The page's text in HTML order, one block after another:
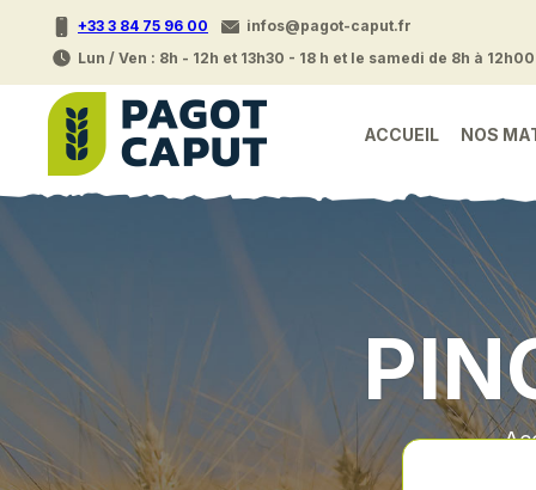
+33 3 84 75 96 00
infos@pagot-caput.fr
Lun / Ven : 8h - 12h et 13h30 - 18 h et le samedi de 8h à 12h00
ACCUEIL NOS